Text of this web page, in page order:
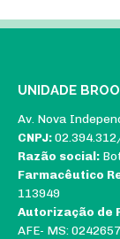
UNIDADE
Av. Nova
CNPJ:
Razão social:
Farmacêutico
113949
Autorização de
AFE- MS: 0242657